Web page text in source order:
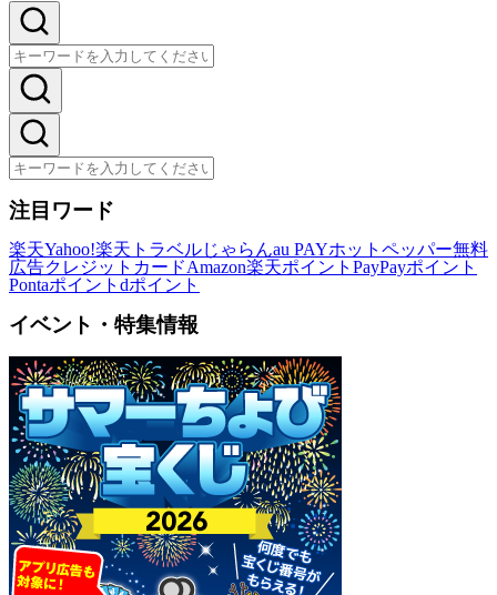
注目ワード
楽天Yahoo!楽天トラベルじゃらんau PAYホットペッパー無料
広告クレジットカードAmazon楽天ポイント PayPayポイント
Pontaポイント dポイント
イベント・特集情報